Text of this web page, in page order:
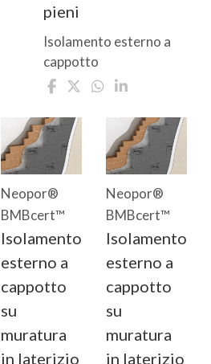
pieni
Isolamento esterno a
cappotto
Neopor®
BMBcert™
Isolamento
esterno a
cappotto
su
muratura
in laterizio
Neopor®
BMBcert™
Isolamento
esterno a
cappotto
su
muratura
in laterizio